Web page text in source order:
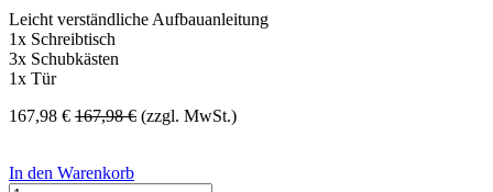
Leicht verständliche Aufbauanleitung
1x Schreibtisch
3x Schubkästen
1x Tür
167,98 € 167,98€ (zzgl. MwSt.)
In den Warenkorb